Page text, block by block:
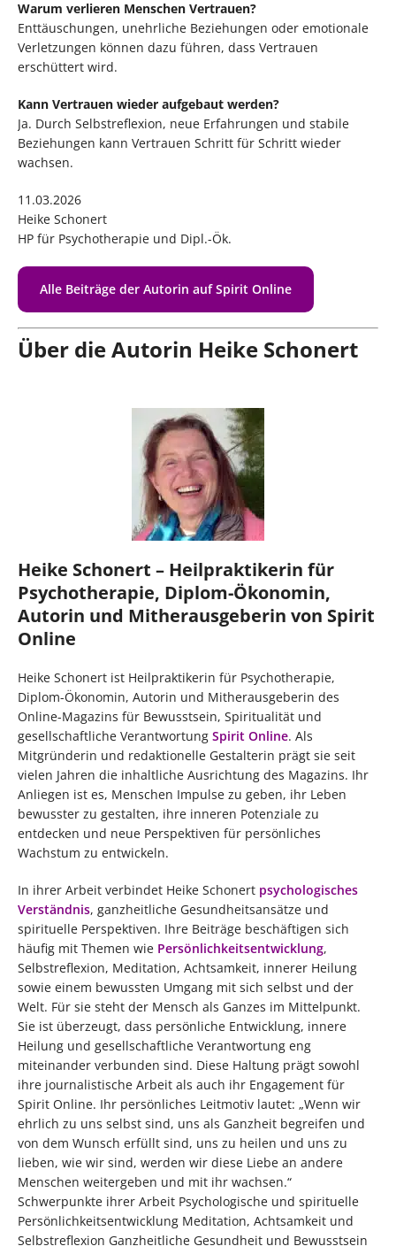
Warum verlieren Menschen Vertrauen?
Enttäuschungen, unehrliche Beziehungen oder emotionale
Verletzungen können dazu führen, dass Vertrauen
erschüttert wird.
Kann Vertrauen wieder aufgebaut werden?
Ja. Durch Selbstreflexion, neue Erfahrungen und stabile
Beziehungen kann Vertrauen Schritt für Schritt wieder
wachsen.
11.03.2026
Heike Schonert
HP für Psychotherapie und Dipl.-Ök.
Alle Beiträge der Autorin auf Spirit Online
Über die Autorin Heike Schonert
Heike Schonert – Heilpraktikerin für
Psychotherapie, Diplom-Ökonomin,
Autorin und Mitherausgeberin von Spirit
Online
Heike Schonert ist Heilpraktikerin für Psychotherapie,
Diplom-Ökonomin, Autorin und Mitherausgeberin des
Online-Magazins für Bewusstsein, Spiritualität und
gesellschaftliche Verantwortung Spirit Online. Als
Mitgründerin und redaktionelle Gestalterin prägt sie seit
vielen Jahren die inhaltliche Ausrichtung des Magazins. Ihr
Anliegen ist es, Menschen Impulse zu geben, ihr Leben
bewusster zu gestalten, ihre inneren Potenziale zu
entdecken und neue Perspektiven für persönliches
Wachstum zu entwickeln.
In ihrer Arbeit verbindet Heike Schonert psychologisches
Verständnis, ganzheitliche Gesundheitsansätze und
spirituelle Perspektiven. Ihre Beiträge beschäftigen sich
häufig mit Themen wie Persönlichkeitsentwicklung,
Selbstreflexion, Meditation, Achtsamkeit, innerer Heilung
sowie einem bewussten Umgang mit sich selbst und der
Welt. Für sie steht der Mensch als Ganzes im Mittelpunkt.
Sie ist überzeugt, dass persönliche Entwicklung, innere
Heilung und gesellschaftliche Verantwortung eng
miteinander verbunden sind. Diese Haltung prägt sowohl
ihre journalistische Arbeit als auch ihr Engagement für
Spirit Online. Ihr persönliches Leitmotiv lautet: „Wenn wir
ehrlich zu uns selbst sind, uns als Ganzheit begreifen und
von dem Wunsch erfüllt sind, uns zu heilen und uns zu
lieben, wie wir sind, werden wir diese Liebe an andere
Menschen weitergeben und mit ihr wachsen.“
Schwerpunkte ihrer Arbeit Psychologische und spirituelle
Persönlichkeitsentwicklung Meditation, Achtsamkeit und
Selbstreflexion Ganzheitliche Gesundheit und Bewusstsein